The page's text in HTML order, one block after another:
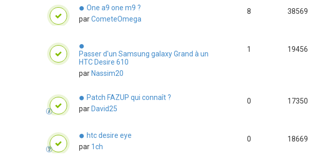
One a9 one m9 ?
parCometeOmega
8 38569
Passer d'un Samsung galaxy Grand à un
HTC Desire 610
par Nassim20
1 19456
Patch FAZUP qui connaît ?
par David25
0 17350
htc desire eye
par 1ch
0 18669